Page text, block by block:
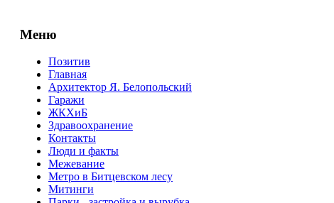
Меню
Позитив
Главная
Архитектор Я. Белопольский
Гаражи
ЖКХиБ
Здравоохранение
Контакты
Люди и факты
Межевание
Метро в Битцевском лесу
Митинги